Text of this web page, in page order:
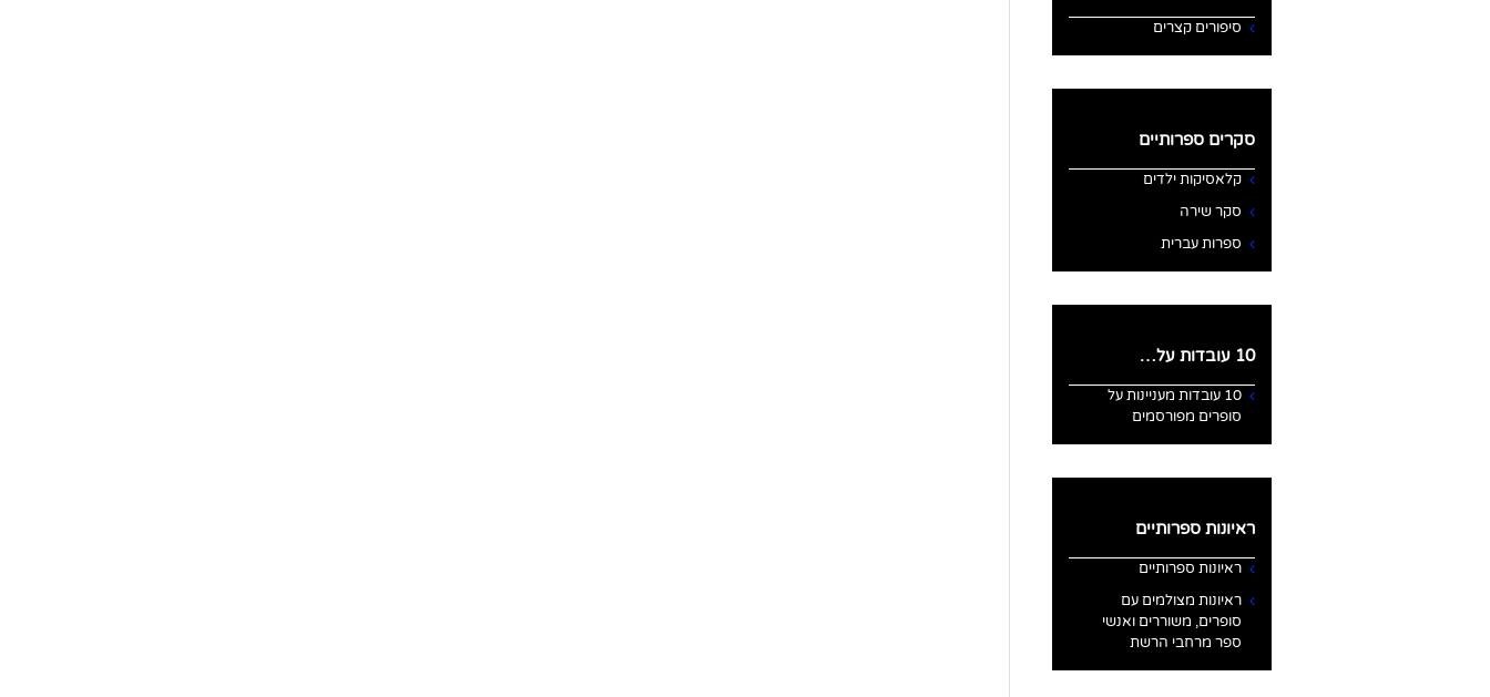
סיפורים קצרים
סקרים ספרותיים
קלאסיקות ילדים
סקר שירה
ספרות עברית
10 עובדות על…
10 עובדות מעניינות על
סופרים מפורסמים
ראיונות ספרותיים
ראיונות ספרותיים
ראיונות מצולמים עם
סופרים, משוררים ואנשי
ספר מרחבי הרשת